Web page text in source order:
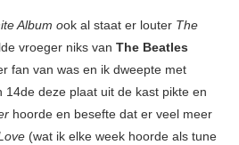
Album ook al staat er louter The
vroeger niks van The Beatles
fan van was en ik dweepte met
14de deze plaat uit de kast pikte en
hoorde en besefte dat er veel meer
(wat ik elke week hoorde als tune